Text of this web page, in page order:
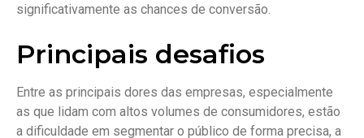
significativamente as chances de conversão.
Principais desafios
Entre as principais dores das empresas, especialmente
as que lidam com altos volumes de consumidores, estão
a dificuldade em segmentar o público de forma precisa, a